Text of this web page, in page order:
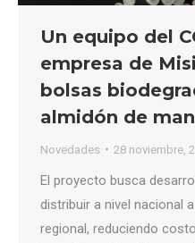
Un equipo del
empresa de
bolsas
almidón de
Novedades 28 noviembre,
El proyecto busca
distribuir a nivel nacional
regional, reduciendo